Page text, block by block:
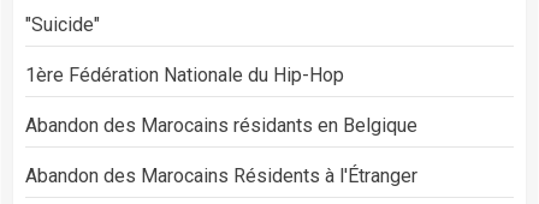
"Suicide"
1ère Fédération Nationale du Hip-Hop
Abandon des Marocains résidants en Belgique
Abandon des Marocains Résidents à l'Étranger